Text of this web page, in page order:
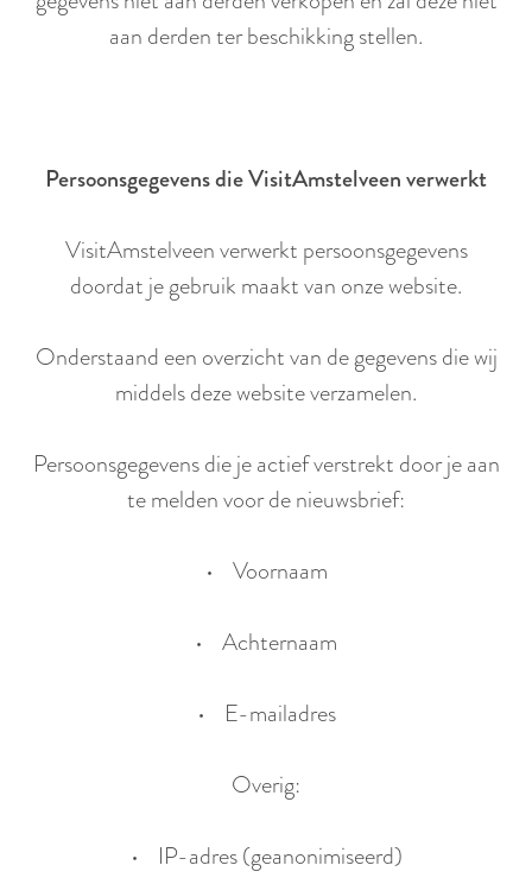
:
N
r
a
n
s
aan derden ter beschikking stellen.
Persoonsgegevens die VisitAmstelveen verwerkt
VisitAmstelveen verwerkt persoonsgegevens
doordat je gebruik maakt van onze website.
Onderstaand een overzicht van de gegevens die wij
middels deze website verzamelen.
Persoonsgegevens die je actief verstrekt door je aan
te melden voor de nieuwsbrief:
• Voornaam
• Achternaam
• E-mailadres
Overig:
• IP-adres (geanonimiseerd)